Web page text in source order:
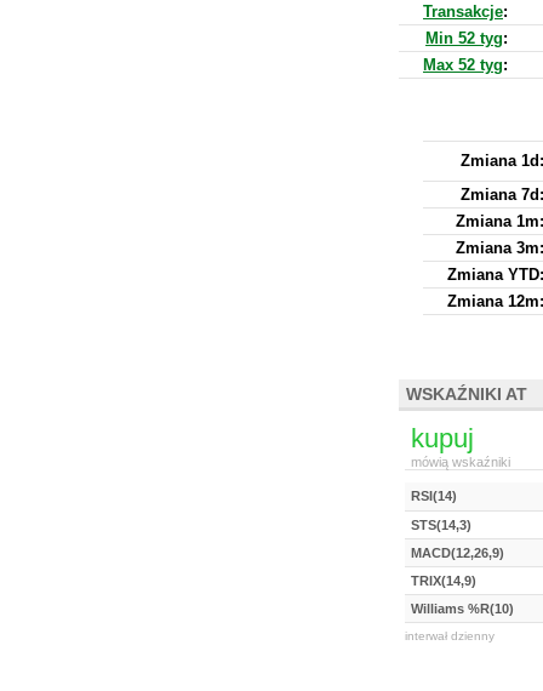
Transakcje:
Min 52 tyg:
Max 52 tyg:
Zmiana 1d:
Zmiana 7d:
Zmiana 1m:
Zmiana 3m:
Zmiana YTD:
Zmiana 12m:
WSKAŹNIKI AT
kupuj
mówią wskaźniki
RSI(14)
STS(14,3)
MACD(12,26,9)
TRIX(14,9)
Williams %R(10)
interwał dzienny